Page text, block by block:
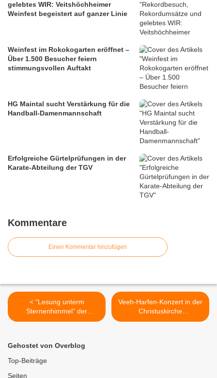
gelebtes WIR: Veitshöchheimer
Weinfest begeistert auf ganzer Linie
Weinfest im Rokokogarten eröffnet –
Über 1.500 Besucher feiern
stimmungsvollen Auftakt
HG Maintal sucht Verstärkung für die
Handball-Damenmannschaft
Erfolgreiche Gürtelprüfungen in der
Karate-Abteilung der TGV
Kommentare
Einen Kommentar hinzufügen
< "Lesung unterm
Sternenhimmel" der
NaturFreunde war wieder
Veeh-Harfen-Konzert in der
Christuskirche
Veitshöchheim mit Abschied
Gehostet von Overblog
Top-Beiträge
Seiten